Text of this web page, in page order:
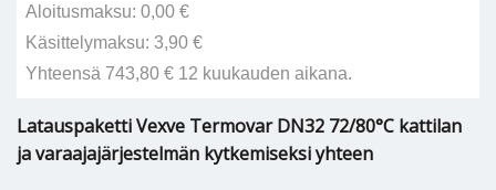
Aloitusmaksu: 0,00 €
Käsittelymaksu: 3,90 €
Yhteensä 743,80 € 12 kuukauden aikana.
Latauspaketti Vexve Termovar DN32 72/80°C kattilan
ja varaajajärjestelmän kytkemiseksi yhteen